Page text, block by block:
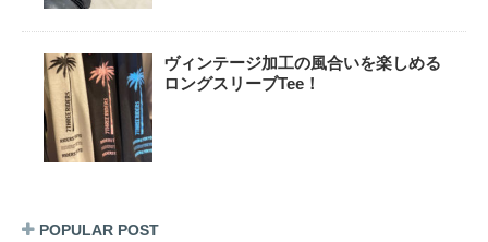
ヴィンテージ加工の風合いを楽しめる
ロングスリーブTee！
POPULAR POST